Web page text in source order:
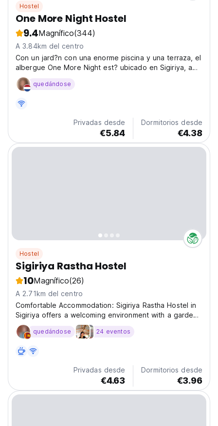
Hostel
One More Night Hostel
9.4Magnífico(344)
A 3.84km del centro
Con un jard?n con una enorme piscina y una terraza, el
albergue One More Night est? ubicado en Sigiriya, a
menos de 2 km de la Roca de Sigiriya. Se encuentra a
unos 4 km de la Roca de Pidurangala y a 3 km del
quedándose
Privadas desde
€5.84
Dormitorios desde
€4.38
Hostel
Sigiriya Rastha Hostel
10Magnífico(26)
A 2.71km del centro
Comfortable Accommodation: Sigiriya Rastha Hostel in
Sigiriya offers a welcoming environment with a garden,
restaurant, bar, and complimentary Wi-Fi throughout the
property. Guests can enjoy a range of amenities,
quedándose 24 eventos
Privadas desde
€4.63
Dormitorios desde
€3.96